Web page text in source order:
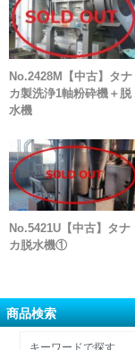
No.2428M【中古】タナ
カ製洗浄1軸粉砕機＋脱
水機
No.5421U【中古】タナ
カ脱水機①
商品検索